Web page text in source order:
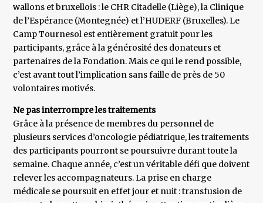
wallons et bruxellois : le CHR Citadelle (Liège), la Clinique
de l’Espérance (Montegnée) et l’HUDERF (Bruxelles). Le
Camp Tournesol est entièrement gratuit pour les
participants, grâce à la générosité des donateurs et
partenaires de la Fondation. Mais ce qui le rend possible,
c’est avant tout l’implication sans faille de près de 50
volontaires motivés.
Ne pas interrompre les traitements
Grâce à la présence de membres du personnel de
plusieurs services d’oncologie pédiatrique, les traitements
des participants pourront se poursuivre durant toute la
semaine. Chaque année, c’est un véritable défi que doivent
relever les accompagnateurs. La prise en charge
médicale se poursuit en effet jour et nuit : transfusion de